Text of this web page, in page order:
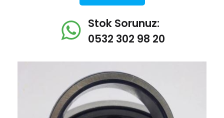
Stok Sorunuz:
0532 302 98 20